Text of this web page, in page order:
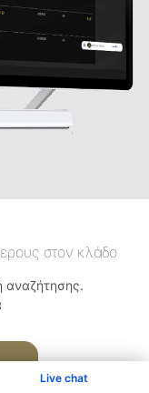
Live chat
στον κλάδο
αναζήτησης.